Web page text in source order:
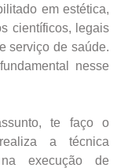
em estética,
científicos, legais
serviço de saúde.
nesse
te faço o
a técnica
execução de